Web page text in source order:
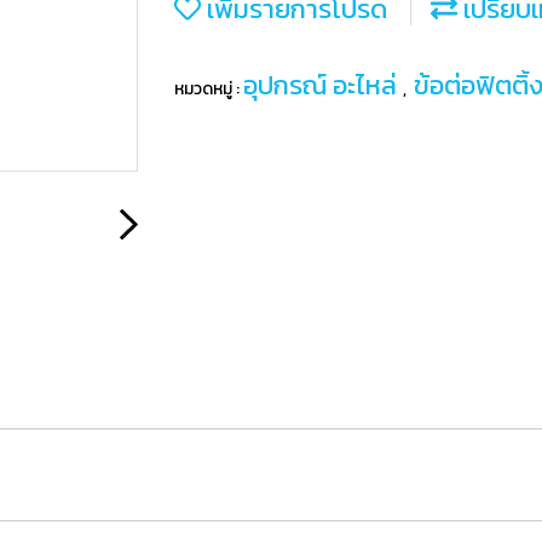
เพิ่มรายการโปรด เปรียบ
หมวดหมู่ :อุปกรณ์ อะไหล่ , ข้อต่อฟิตติ้